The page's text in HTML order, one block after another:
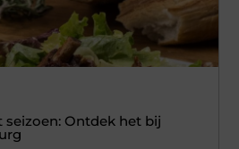
seizoen: Ontdek het bij